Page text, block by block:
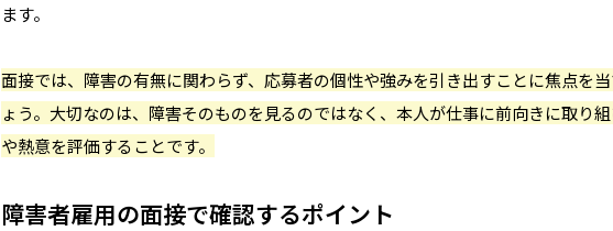
ます。
面接では、障害の有無に関わらず、応募者の個性や強みを引き出すことに焦点を
ょう。大切なのは、障害そのものを見るのではなく、本人が仕事に前向きに取り
や熱意を評価することです。
障害者雇用の面接で確認するポイント